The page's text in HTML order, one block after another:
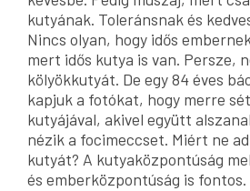
kutyának. Toleránsnak és
Nincs olyan, hogy idős
mert idős kutya is van. Persze,
kölyökkutyát. De egy 84 éves
kapjuk a fotókat, hogy merre
kutyájával, akivel együtt
nézik a focimeccset. Miért ne
kutyát? A kutyaközpontúság
és emberközpontúság is fontos.